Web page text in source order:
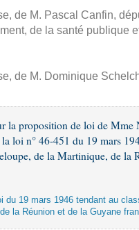
de M. Pascal Canfin,
de la santé publique
de M. Dominique
la proposition de loi de Mme
loi n° 46-451 du 19 mars
de la Martinique, de la
du 19 mars 1946 tendant au
la Réunion et de la Guyane